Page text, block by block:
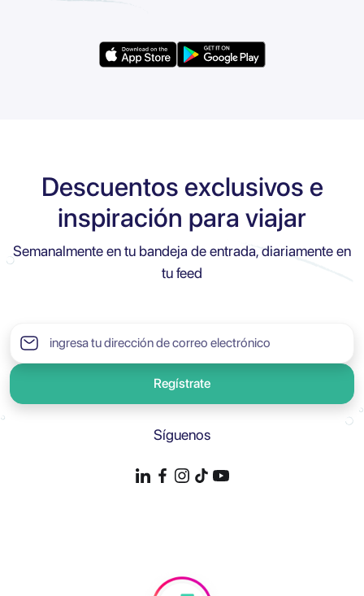
Descuentos exclusivos e
inspiración para viajar
Semanalmente en tu bandeja de entrada, diariamente en
tu feed
Regístrate
Síguenos